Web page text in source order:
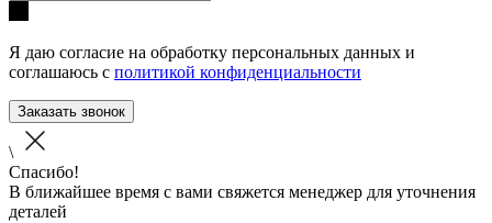
Я даю согласие на обработку персональных данных и
соглашаюсь с политикой конфиденциальности
Заказать звонок
\
Спасибо!
В ближайшее время с вами свяжется менеджер для уточнения
деталей